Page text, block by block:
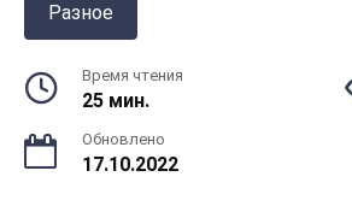
Разное
Время чтения
25 мин.
Обновлено
17.10.2022